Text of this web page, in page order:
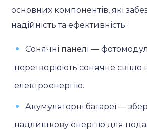
основних компонентів, які
надійність та ефективність:
Сонячні панелі —
перетворюють сонячне світло
електроенергію.
Акумуляторні батареї —
надлишкову енергію для